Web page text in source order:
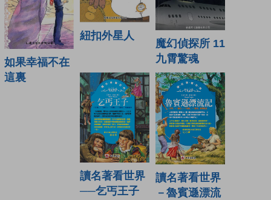
如果幸福不在
這裏
紐扣外星人
魔幻偵探所 11
九霄驚魂
讀名著看世界
──乞丐王子
讀名著看世界
－魯賓遜漂流